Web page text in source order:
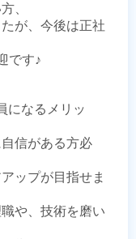
、
が、今後は正社
です♪
になるメリッ
信がある方必
ップが目指せま
や、技術を磨い